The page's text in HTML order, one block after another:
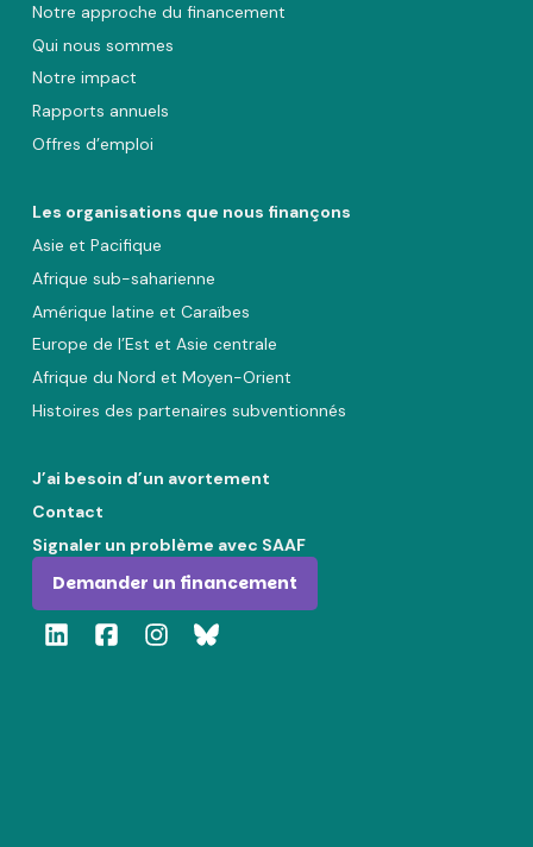
Notre approche du financement
Qui nous sommes
Notre impact
Rapports annuels
Offres d’emploi
Les organisations que nous finançons
Asie et Pacifique
Afrique sub-saharienne
Amérique latine et Caraïbes
Europe de l’Est et Asie centrale
Afrique du Nord et Moyen-Orient
Histoires des partenaires subventionnés
J’ai besoin d’un avortement
Contact
Signaler un problème avec SAAF
Demander un financement